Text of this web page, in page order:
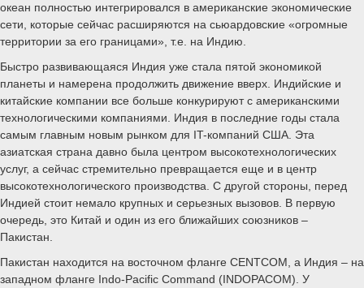
океан полностью интегрировался в американские экономические
сети, которые сейчас расширяются на сьюардовские «огромные
территории за его границами», т.е. на Индию.
Быстро развивающаяся Индия уже стала пятой экономикой
планеты и намерена продолжить движение вверх. Индийские и
китайские компании все больше конкурируют с американскими
технологическими компаниями. Индия в последние годы стала
самым главным новым рынком для IT-компаний США. Эта
азиатская страна давно была центром высокотехнологических
услуг, а сейчас стремительно превращается еще и в центр
высокотехнологического производства. С другой стороны, перед
Индией стоит немало крупных и серьезных вызовов. В первую
очередь, это Китай и один из его ближайших союзников –
Пакистан.
Пакистан находится на восточном фланге CENTCOM, а Индия – на
западном фланге Indo-Pacific Command (INDOPACOM). У